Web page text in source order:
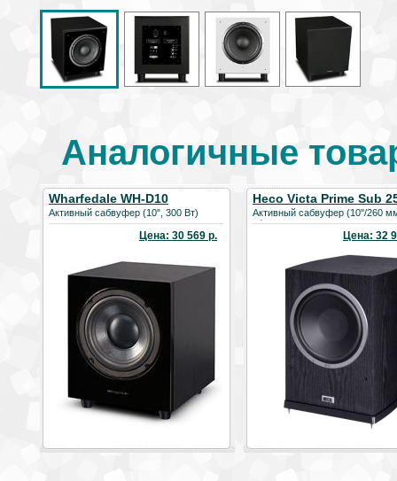
Аналогичные
Wharfedale WH-D10
Активный сабвуфер (10", 300 Вт)
Цена: 30 569 р.
Heco Victa Prime Sub
Активный сабвуфер (10"/260
кг)
Цена: 32